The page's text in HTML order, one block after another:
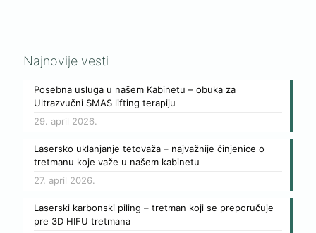
Najnovije vesti
Posebna usluga u našem Kabinetu – obuka za
Ultrazvučni SMAS lifting terapiju
29. april 2026.
Lasersko uklanjanje tetovaža – najvažnije činjenice o
tretmanu koje važe u našem kabinetu
27. april 2026.
Laserski karbonski piling – tretman koji se preporučuje
pre 3D HIFU tretmana